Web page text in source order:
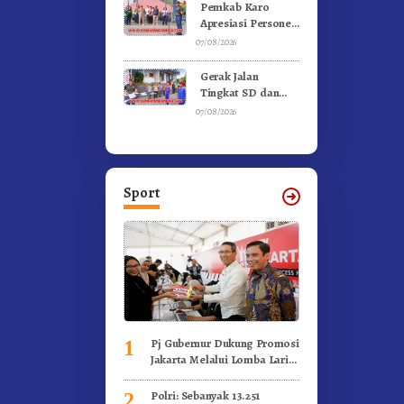
Foto Dan
Videokan!
Pemkab Karo
Apresiasi Personel
Satpol PP, Linmas,
Kebakaran
07/08/2026
Gerak Jalan
Tingkat SD dan
SMP Untuk
Sekda Karo
07/08/2026
Sport
1
Pj Gubernur Dukung Promosi
Jakarta Melalui Lomba Lari
Polri: Sebanyak 13.251